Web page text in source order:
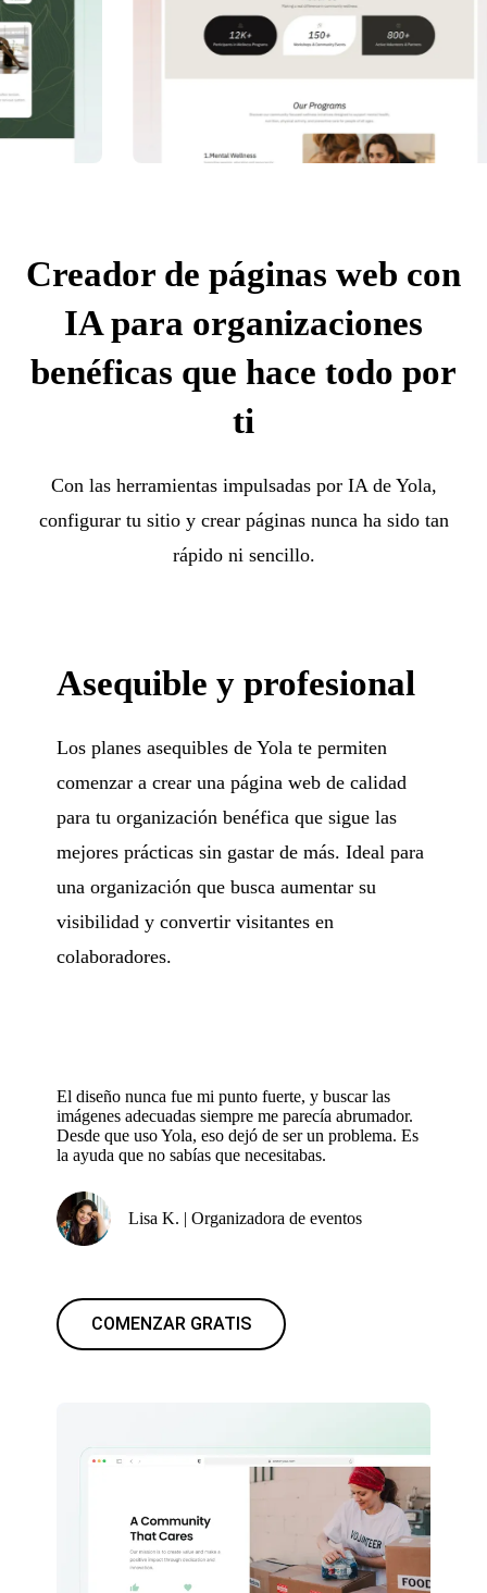
Creador de páginas web con
IA para organizaciones
benéficas que hace todo por
ti
Con las herramientas impulsadas por IA de Yola,
configurar tu sitio y crear páginas nunca ha sido tan
rápido ni sencillo.
Asequible y profesional
Los planes asequibles de Yola te permiten
comenzar a crear una página web de calidad
para tu organización benéfica que sigue las
mejores prácticas sin gastar de más. Ideal para
una organización que busca aumentar su
visibilidad y convertir visitantes en
colaboradores.
El diseño nunca fue mi punto fuerte, y buscar las
imágenes adecuadas siempre me parecía abrumador.
Desde que uso Yola, eso dejó de ser un problema. Es
la ayuda que no sabías que necesitabas.
Lisa K. | Organizadora de eventos
COMENZAR GRATIS